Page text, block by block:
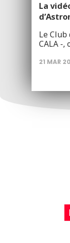
La
Le Club
CALA -,
21 MAR